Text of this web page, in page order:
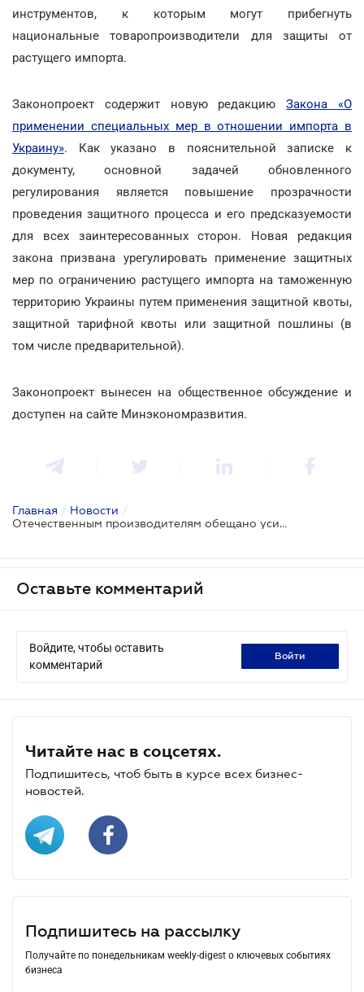
инструментов, к которым могут прибегнуть
национальные товаропроизводители для защиты от
растущего импорта.
Законопроект содержит новую редакциюЗакона «О
применении специальных мер в отношении импорта в
Украину». Как указано в пояснительной записке к
документу, основной задачей обновленного
регулирования является повышение прозрачности
проведения защитного процесса и его предсказуемости
для всех заинтересованных сторон. Новая редакция
закона призвана урегулировать применение защитных
мер по ограничению растущего импорта на таможенную
территорию Украины путем применения защитной квоты,
защитной тарифной квоты или защитной пошлины (в
том числе предварительной).
Законопроект вынесен на общественное обсуждение и
доступен на сайте Минэкономразвития.
Главная / Новости /
Отечественным производителям обещано усиление международной торговой защиты
Оставьте комментарий
Войдите, чтобы оставить
комментарий
войти
Читайте нас в соцсетях.
Подпишитесь, чтоб быть в курсе всех бизнес-
новостей.
Подпишитесь на рассылку
Получайте по понедельникам weekly-digest о ключевых событиях
бизнеса